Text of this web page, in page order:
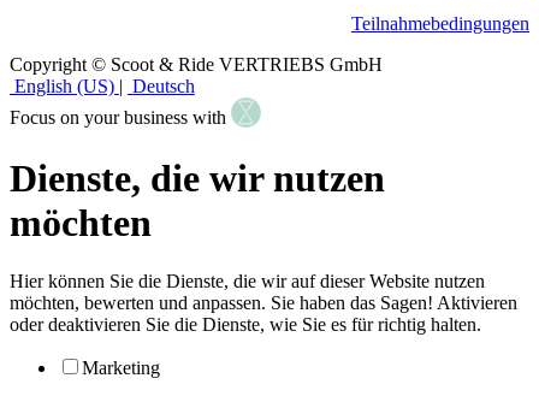
Teilnahmebedingungen
Copyright © Scoot & Ride VERTRIEBS GmbH
English (US) | Deutsch
Focus on your business with
Dienste, die wir nutzen
möchten
Hier können Sie die Dienste, die wir auf dieser Website nutzen
möchten, bewerten und anpassen. Sie haben das Sagen! Aktivieren
oder deaktivieren Sie die Dienste, wie Sie es für richtig halten.
Marketing